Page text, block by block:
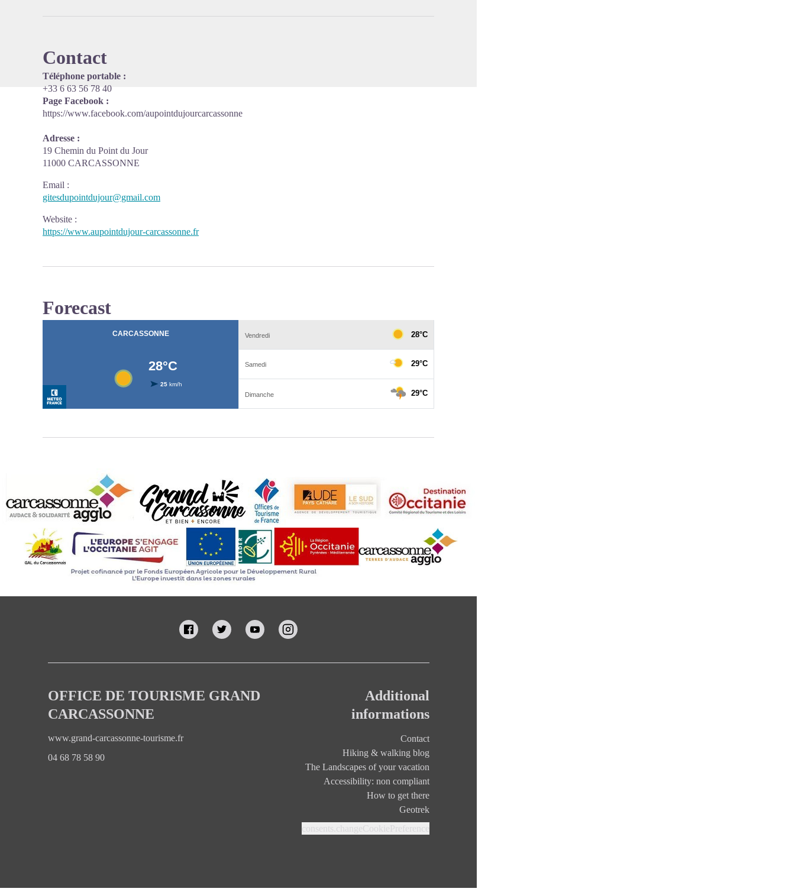
Contact
Téléphone portable :
+33 6 63 56 78 40
Page Facebook :
https://www.facebook.com/aupointdujourcarcassonne
Adresse :
19 Chemin du Point du Jour
11000 CARCASSONNE
Email :
gitesdupointdujour@gmail.com
Website :
https://www.aupointdujour-carcassonne.fr
Forecast
OFFICE DE TOURISME GRAND
CARCASSONNE
www.grand-carcassonne-tourisme.fr
04 68 78 58 90
Additional
informations
Contact
Hiking & walking blog
The Landscapes of your vacation
Accessibility: non compliant
How to get there
Geotrek
consents.changeCookiePreference